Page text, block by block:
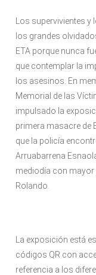
Los supervivientes
los grandes
ETA porque nunca
que contemplar la
los asesinos. En
Memorial de las
impulsado la
primera masacre de
que la policía
Arruabarrena
mediodía con mayor
Rolando.
La exposición está
códigos QR con
referencia a los